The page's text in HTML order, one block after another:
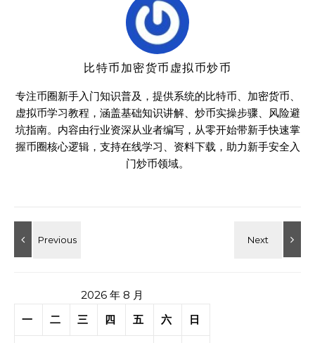
比特币加密货币虚拟币炒币
专注币圈新手入门知识普及，提供系统的比特币、加密货币、
虚拟币学习教程，涵盖基础知识讲解、炒币实操步骤、风险避
坑指南。内容由行业资深从业者编写，从零开始带新手快速掌
握币圈核心逻辑，支持在线学习、资料下载，助力新手安全入
门炒币领域。
2026 年 8 月
一
二 三 四 五 六 日